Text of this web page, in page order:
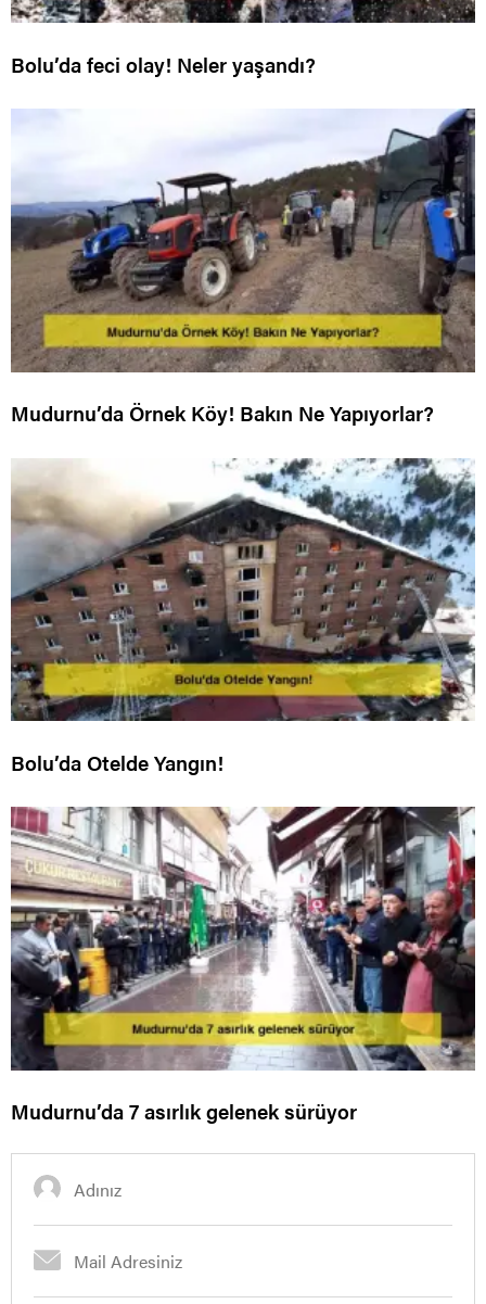
Bolu’da feci olay! Neler yaşandı?
Mudurnu’da Örnek Köy! Bakın Ne Yapıyorlar?
Bolu’da Otelde Yangın!
Mudurnu’da 7 asırlık gelenek sürüyor